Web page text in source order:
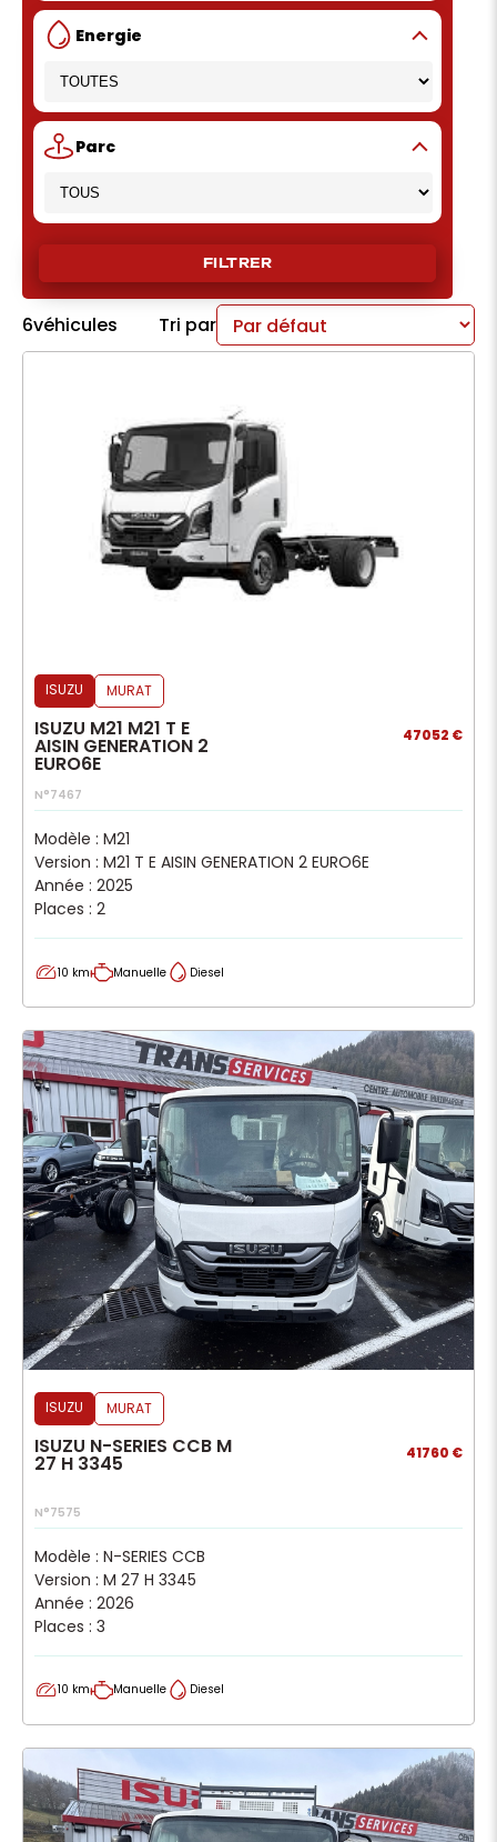
Energie
Parc
FILTRER
6véhicules Tri par
ISUZU MURAT
ISUZU M21 M21 T E
AISIN GENERATION 2
EURO6E
47052 €
N°7467
Modèle : M21
Version : M21 T E AISIN GENERATION 2 EURO6E
Année : 2025
Places : 2
10 km Manuelle Diesel
ISUZU MURAT
ISUZU N-SERIES CCB M
27 H 3345 41760 €
N°7575
Modèle : N-SERIES CCB
Version : M 27 H 3345
Année : 2026
Places : 3
10 km Manuelle Diesel